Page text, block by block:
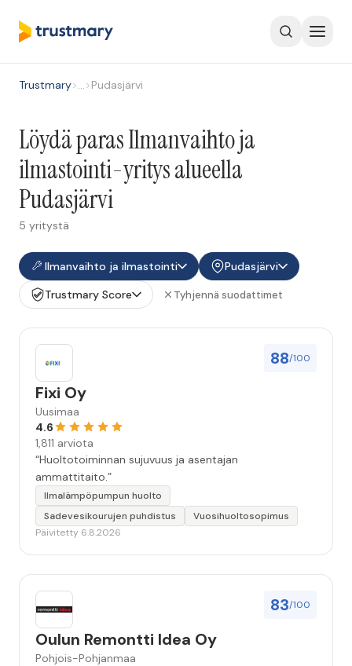
Trustmary>…>Pudasjärvi
Löydä paras Ilmanvaihto ja
ilmastointi-yritys alueella
Pudasjärvi
5 yritystä
Ilmanvaihto ja ilmastointi
Pudasjärvi
Trustmary Score
Tyhjennä suodattimet
88/100
Fixi Oy
Uusimaa
4.6
1,811 arviota
“Huoltotoiminnan sujuvuus ja asentajan
ammattitaito.”
Ilmalämpöpumpun huolto
Sadevesikourujen puhdistus
Vuosihuoltosopimus
Päivitetty 6.8.2026
83/100
Oulun Remontti Idea Oy
Pohjois-Pohjanmaa